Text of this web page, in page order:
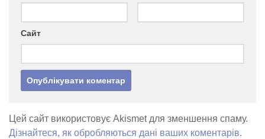
Сайт
Цей сайт використовує Akismet для зменшення спаму.
Дізнайтеся, як обробляються дані ваших коментарів.